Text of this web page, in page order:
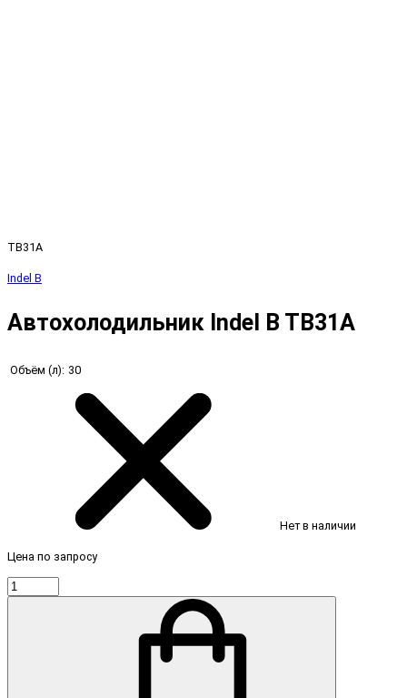
TB31A
Indel B
Автохолодильник Indel B TB31A
Объём (л): 30
Нет в наличии
Цена по запросу